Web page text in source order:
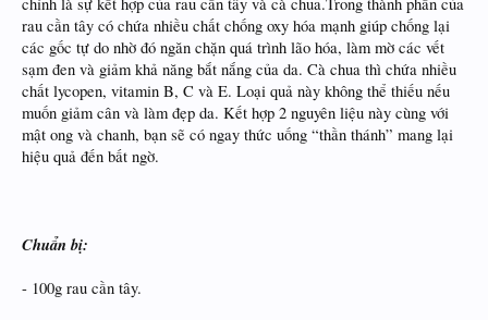
rau cần tây có chứa nhiều chất chống oxy hóa mạnh giúp chống lại
các gốc tự do nhờ đó ngăn chặn quá trình lão hóa, làm mờ các vết
sạm đen và giảm khả năng bắt nắng của da. Cà chua thì chứa nhiều
chất lycopen, vitamin B, C và E. Loại quả này không thể thiếu nếu
muốn giảm cân và làm đẹp da. Kết hợp 2 nguyên liệu này cùng với
mật ong và chanh, bạn sẽ có ngay thức uống “thần thánh” mang lại
hiệu quả đến bất ngờ.
Chuẩn bị:
- 100g rau cần tây.